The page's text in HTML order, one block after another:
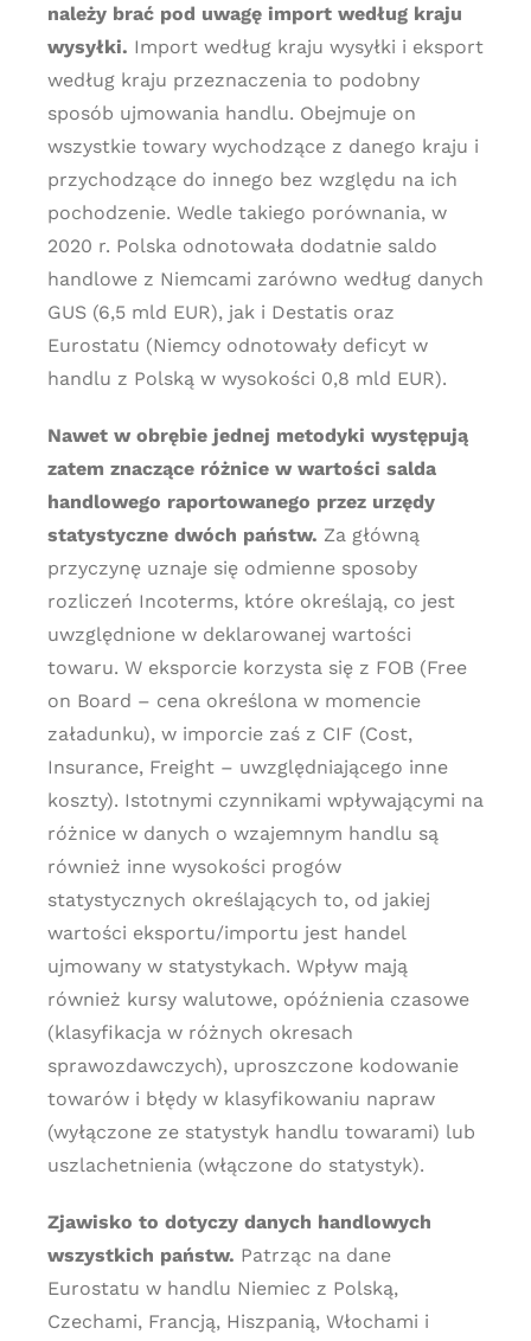
należy brać pod uwagę import według kraju
wysyłki. Import według kraju wysyłki i eksport
według kraju przeznaczenia to podobny
sposób ujmowania handlu. Obejmuje on
wszystkie towary wychodzące z danego kraju i
przychodzące do innego bez względu na ich
pochodzenie. Wedle takiego porównania, w
2020 r. Polska odnotowała dodatnie saldo
handlowe z Niemcami zarówno według danych
GUS (6,5 mld EUR), jak i Destatis oraz
Eurostatu (Niemcy odnotowały deficyt w
handlu z Polską w wysokości 0,8 mld EUR).
Nawet w obrębie jednej metodyki występują
zatem znaczące różnice w wartości salda
handlowego raportowanego przez urzędy
statystyczne dwóch państw. Za główną
przyczynę uznaje się odmienne sposoby
rozliczeń Incoterms, które określają, co jest
uwzględnione w deklarowanej wartości
towaru. W eksporcie korzysta się z FOB (Free
on Board – cena określona w momencie
załadunku), w imporcie zaś z CIF (Cost,
Insurance, Freight – uwzględniającego inne
koszty). Istotnymi czynnikami wpływającymi na
różnice w danych o wzajemnym handlu są
również inne wysokości progów
statystycznych określających to, od jakiej
wartości eksportu/importu jest handel
ujmowany w statystykach. Wpływ mają
również kursy walutowe, opóźnienia czasowe
(klasyfikacja w różnych okresach
sprawozdawczych), uproszczone kodowanie
towarów i błędy w klasyfikowaniu napraw
(wyłączone ze statystyk handlu towarami) lub
uszlachetnienia (włączone do statystyk).
Zjawisko to dotyczy danych handlowych
wszystkich państw. Patrząc na dane
Eurostatu w handlu Niemiec z Polską,
Czechami, Francją, Hiszpanią, Włochami i